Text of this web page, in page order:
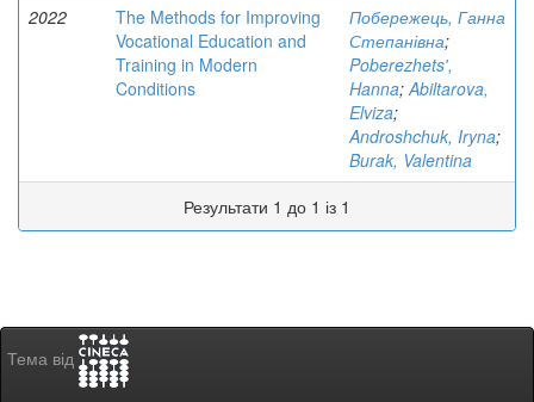
2022
The Methods for Improving
Vocational Education and
Training in Modern
Conditions
Побережець, Ганна
Степанівна;
Poberezhetsʹ,
Hanna;Abiltarova,
Elviza;
Androshchuk, Iryna;
Burak, Valentina
Результати 1 до 1 із 1
Тема від